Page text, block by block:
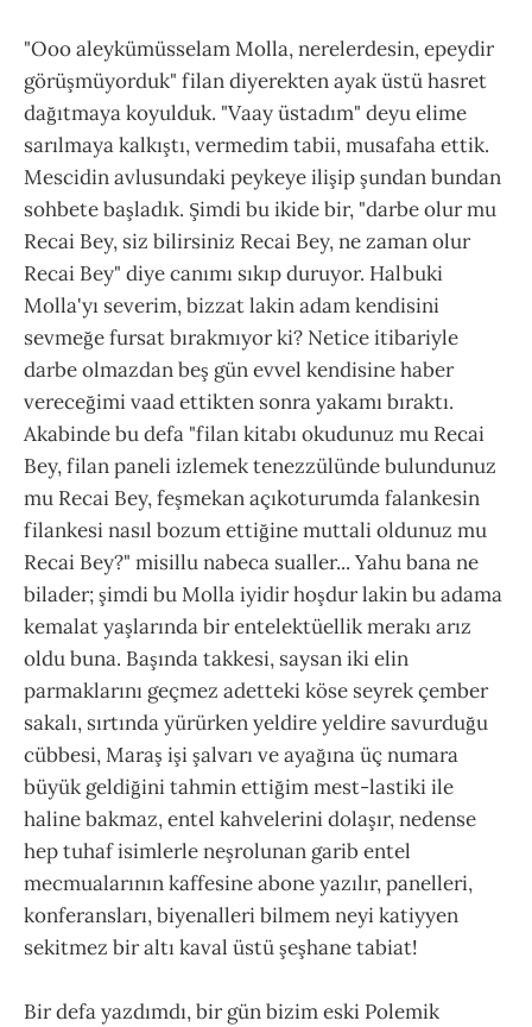
"Ooo aleykümüsselam Molla, nerelerdesin, epeydir
görüşmüyorduk" filan diyerekten ayak üstü hasret
dağıtmaya koyulduk. "Vaay üstadım" deyu elime
sarılmaya kalkıştı, vermedim tabii, musafaha ettik.
Mescidin avlusundaki peykeye ilişip şundan bundan
sohbete başladık. Şimdi bu ikide bir, "darbe olur mu
Recai Bey, siz bilirsiniz Recai Bey, ne zaman olur
Recai Bey" diye canımı sıkıp duruyor. Halbuki
Molla'yı severim, bizzat lakin adam kendisini
sevmeğe fursat bırakmıyor ki? Netice itibariyle
darbe olmazdan beş gün evvel kendisine haber
vereceğimi vaad ettikten sonra yakamı bıraktı.
Akabinde bu defa "filan kitabı okudunuz mu Recai
Bey, filan paneli izlemek tenezzülünde bulundunuz
mu Recai Bey, feşmekan açıkoturumda falankesin
filankesi nasıl bozum ettiğine muttali oldunuz mu
Recai Bey?" misillu nabeca sualler... Yahu bana ne
bilader; şimdi bu Molla iyidir hoşdur lakin bu adama
kemalat yaşlarında bir entelektüellik merakı arız
oldu buna. Başında takkesi, saysan iki elin
parmaklarını geçmez adetteki köse seyrek çember
sakalı, sırtında yürürken yeldire yeldire savurduğu
cübbesi, Maraş işi şalvarı ve ayağına üç numara
büyük geldiğini tahmin ettiğim mest-lastiki ile
haline bakmaz, entel kahvelerini dolaşır, nedense
hep tuhaf isimlerle neşrolunan garib entel
mecmualarının kaffesine abone yazılır, panelleri,
konferansları, biyenalleri bilmem neyi katiyyen
sekitmez bir altı kaval üstü şeşhane tabiat!
Bir defa yazdımdı, bir gün bizim eski Polemik